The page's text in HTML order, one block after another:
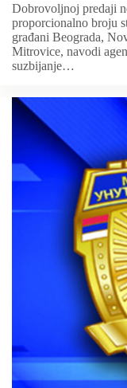
Dobrovoljnoj predaji
proporcionalno broju
građani Beograda,
Mitrovice, navodi
suzbijanje…